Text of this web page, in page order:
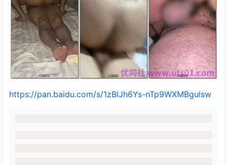
https://pan.baidu.com/s/1zBlJh6Ys-nTp9WXMBgulsw